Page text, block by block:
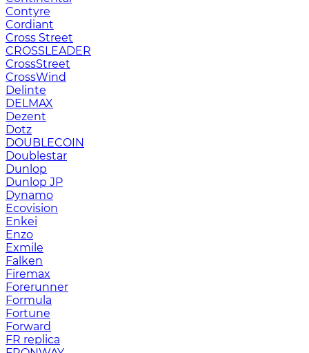
Contyre
Cordiant
Cross Street
CROSSLEADER
CrossStreet
CrossWind
Delinte
DELMAX
Dezent
Dotz
DOUBLECOIN
Doublestar
Dunlop
Dunlop JP
Dynamo
Ecovision
Enkei
Enzo
Exmile
Falken
Firemax
Forerunner
Formula
Fortune
Forward
FR replica